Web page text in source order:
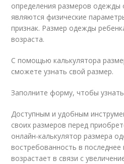
определения размеров одежды
являются физические
признак. Размер одежды
возраста.
С помощью калькулятора
сможете узнать свой размер.
Заполните форму, чтобы
Доступным и удобным
своих размеров перед
онлайн-калькулятор размера
востребованность в
возрастает в связи с